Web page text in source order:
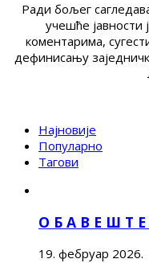
Ради бољег
учешће јавности
коментарима,
дефинисању
Најновије
Популарно
Тагови
О Б А В Е Ш Т
19. фебруар 2026.